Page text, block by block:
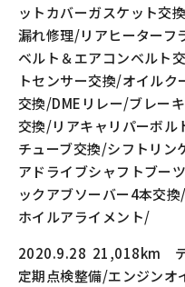
ットカバーガスケット交
漏れ修理/リアヒーターフ
ベルト＆エアコンベルト
トセンサー交換/オイルク
交換/DMEリレー/ブレー
交換/リアキャリパーボル
チューブ交換/シフトリン
アドライブシャフトブー
ックアブソーバー4本交
ホイルアライメント/
2020.9.28 21,018km デ
定期点検整備/エンジンオ